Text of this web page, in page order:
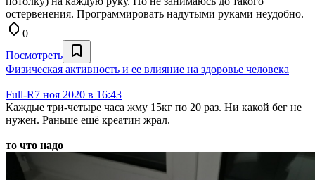
остервенения. Программировать надутыми руками неудобно.
0
Посмотреть
Физическая активность и ее влияние на здоровье человека
Full-R7 ноя 2020 в 16:43
Каждые три-четыре часа жму 15кг по 20 раз. Ни какой бег не
нужен. Раньше ещё креатин жрал.
то что надо